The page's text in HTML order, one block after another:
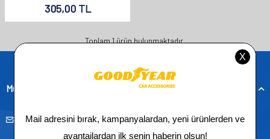
305,00TL
Toplam1ürün bulunmaktadır.
Müşteri Hizmetleri
musteridestek@goodyearotoaksesuar.com.tr